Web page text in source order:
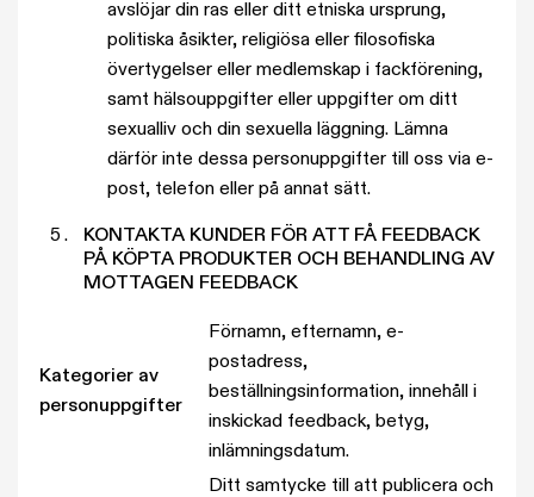
avslöjar din ras eller ditt etniska ursprung,
politiska åsikter, religiösa eller filosofiska
övertygelser eller medlemskap i fackförening,
samt hälsouppgifter eller uppgifter om ditt
sexualliv och din sexuella läggning. Lämna
därför inte dessa personuppgifter till oss via e-
post, telefon eller på annat sätt.
KONTAKTA KUNDER FÖR ATT FÅ FEEDBACK
PÅ KÖPTA PRODUKTER OCH BEHANDLING AV
MOTTAGEN FEEDBACK
Kategorier av
personuppgifter
Förnamn, efternamn, e-
postadress,
beställningsinformation, innehåll i
inskickad feedback, betyg,
inlämningsdatum.
Ditt samtycke till att publicera och